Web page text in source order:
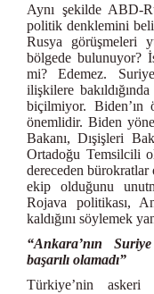
Aynı şekilde ABD-
politik denklemini
Rusya görüşmeleri
bölgede bulunuyor?
mi? Edemez.
ilişkilere
biçilmiyor. Biden’ın
önemlidir. Biden
Bakanı, Dışişleri
Ortadoğu Temsilcili
dereceden
ekip olduğunu
Rojava politikası,
kaldığını söylemek
“Ankara’nın
başarılı olamadı”
Türkiye’nin askeri